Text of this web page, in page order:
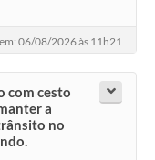
06/08/2026 às 11h21
com cesto
a
no